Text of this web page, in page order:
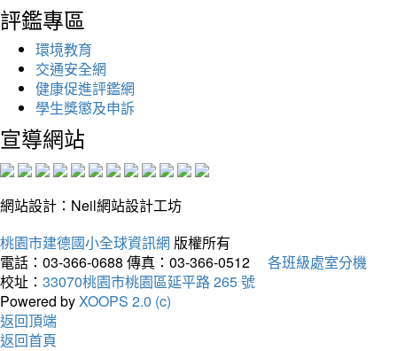
評鑑專區
環境教育
交通安全網
健康促進評鑑網
學生獎懲及申訴
宣導網站
網站設計：Neil網站設計工坊
桃園市建德國小全球資訊網 版權所有
電話：03-366-0688 傳真：03-366-0512
各班級處室分機
校址： 33070桃園市桃園區延平路 265 號
Powered byXOOPS 2.0 (c)
返回頂端
返回首頁